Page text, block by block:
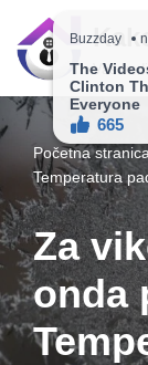
Skip
content
Vaš
Početna
Temperatura
Za
onda